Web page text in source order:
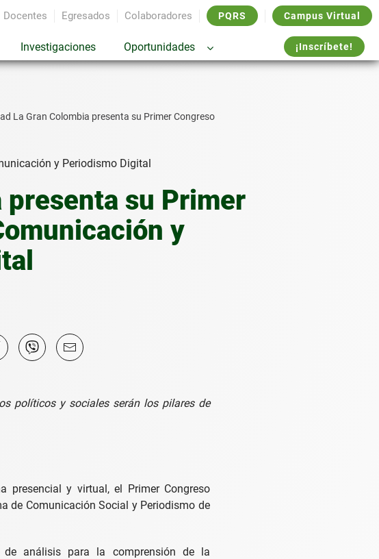
Docentes Egresados Colaboradores PQRS Campus Virtual
Investigaciones Oportunidades ¡Inscríbete!
La Gran Colombia presenta su Primer Congreso
presenta su Primer
y
políticos y sociales serán los pilares de
y virtual, el Primer Congreso
de Comunicación Social y Periodismo de
de análisis para la comprensión de la